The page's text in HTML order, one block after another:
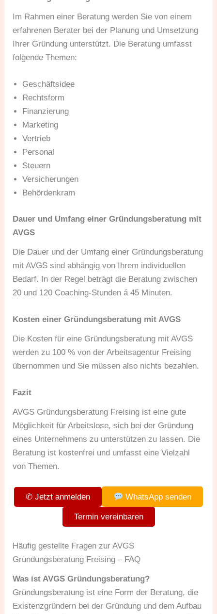
Im Rahmen einer Beratung werden Sie von einem
erfahrenen Berater bei der Planung und Umsetzung
Ihrer Gründung unterstützt. Die Beratung umfasst
folgende Themen:
Geschäftsidee
Rechtsform
Finanzierung
Marketing
Vertrieb
Personal
Steuern
Versicherungen
Behördenkram
Dauer und Umfang einer Gründungsberatung mit
AVGS
Die Dauer und der Umfang einer Gründungsberatung
mit AVGS sind abhängig von Ihrem individuellen
Bedarf. In der Regel beträgt die Beratung zwischen
20 und 120 Coaching-Stunden á 45 Minuten.
Kosten einer Gründungsberatung mit AVGS
Die Kosten für eine Gründungsberatung mit AVGS
werden zu 100 % von der Arbeitsagentur Freising
übernommen und Sie müssen also nichts bezahlen.
Fazit
AVGS Gründungsberatung Freising ist eine gute
Möglichkeit für Arbeitslose, sich bei der Gründung
eines Unternehmens zu unterstützen zu lassen. Die
Beratung ist kostenfrei und umfasst eine Vielzahl
von Themen.
✆ Jetzt anmelden WhatsApp senden
Termin vereinbaren
Häufig gestellte Fragen zur AVGS
Gründungsberatung Freising – FAQ
Was ist AVGS Gründungsberatung?
Gründungsberatung ist eine Form der Beratung, die
Existenzgründern bei der Gründung und dem Aufbau